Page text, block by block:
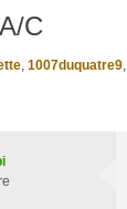
C
, 1007duquatre9,